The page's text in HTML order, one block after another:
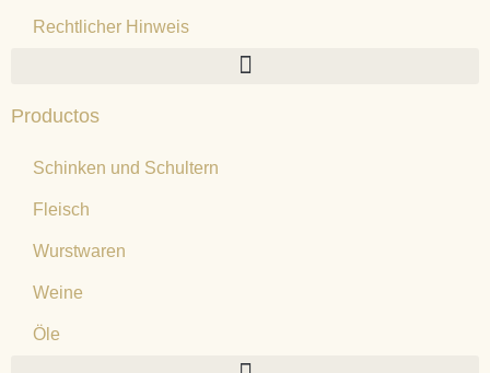
Rechtlicher Hinweis
Productos
Schinken und Schultern
Fleisch
Wurstwaren
Weine
Öle